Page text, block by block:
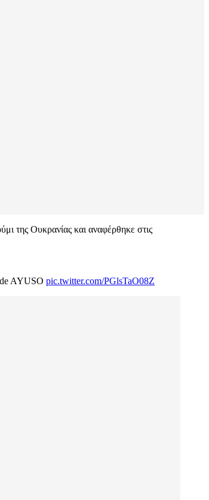
της Ουκρανίας και αναφέρθηκε στις
AYUSO pic.twitter.com/PGlsTaO08Z